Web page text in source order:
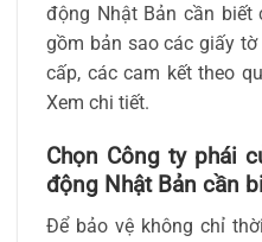
động Nhật Bản cần biết
gồm bản sao các giấy
cấp, các cam kết theo
Xem chi tiết.
Chọn Công ty phái
động Nhật Bản cần
Để bảo vệ không chỉ